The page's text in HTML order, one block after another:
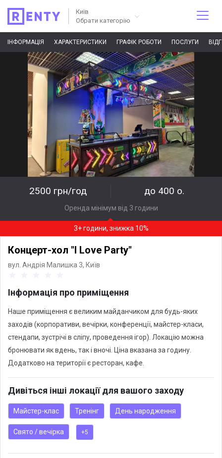
Київ
Обрати категорію
ІНФОРМАЦІЯ ХАРАКТЕРИСТИКИ ГРАФІК РОБОТИ ПОСЛУГИ
2500 грн/год до 400 о.
Оренда мінімум від 3 години
3+ години, знижка 10%
Концерт-хол "I Love Party"
вул. Андрія Малишка 3, Київ
Інформація про приміщення
Наше приміщення є великим майданчиком для будь-яких
заходів (корпоративи, вечірки, конференції, майстер-класи,
стендапи, зустрічі в сліпу, проведення ігор). Локацію можна
бронювати як вдень, так і вночі. Ціна вказана за годину.
Додатково на території є ресторан, кафе.
Дивіться інші локації для вашого заходу
Майстер-клас Тренінг День народження
Свято / вечірка +5